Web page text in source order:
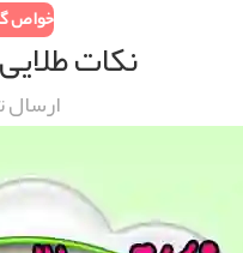
خواص
نکات